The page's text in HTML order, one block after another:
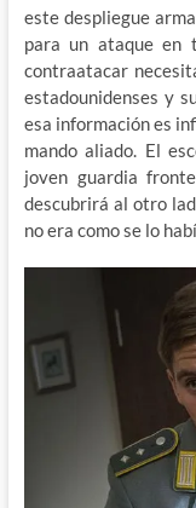
este despliegue
para un ataque en
contraatacar
estadounidenses y
esa información es
mando aliado. El
joven guardia
descubrirá al otro
no era como se lo